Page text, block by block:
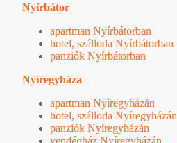
Nyírbátor
apartman Nyírbátorban
hotel, szálloda Nyírbátorban
panziók Nyírbátorban
Nyíregyháza
apartman Nyíregyházán
hotel, szálloda Nyíregyházán
panziók Nyíregyházán
vendégház Nyíregyházán